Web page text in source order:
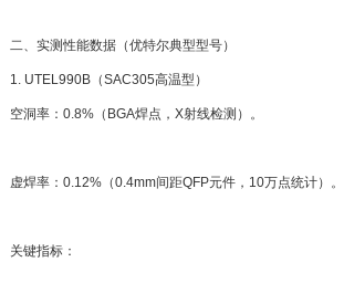
二、实测性能数据（优特尔典型型号）
1. UTEL990B（SAC305高温型）
空洞率：0.8%（BGA焊点，X射线检测）。
虚焊率：0.12%（0.4mm间距QFP元件，10万点统计）。
关键指标：